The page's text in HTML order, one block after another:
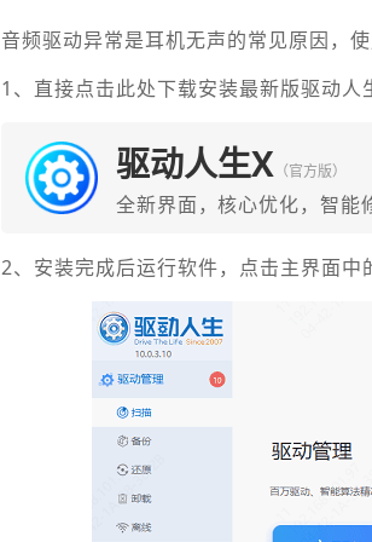
音频驱动异常是耳机无声的常见原因，
1、直接点击此处下载安装最新版驱动人
驱动人生X （官方版）
全新界面，核心优化，智能
2、安装完成后运行软件，点击主界面中